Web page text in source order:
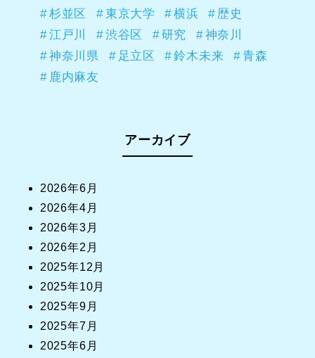
杉並区
東京大学 横浜
歴史
江戸川
渋谷区 研究
神奈川
神奈川県
足立区 鈴木未来
青森
鹿内麻友
アーカイブ
2026年6月
2026年4月
2026年3月
2026年2月
2025年12月
2025年10月
2025年9月
2025年7月
2025年6月